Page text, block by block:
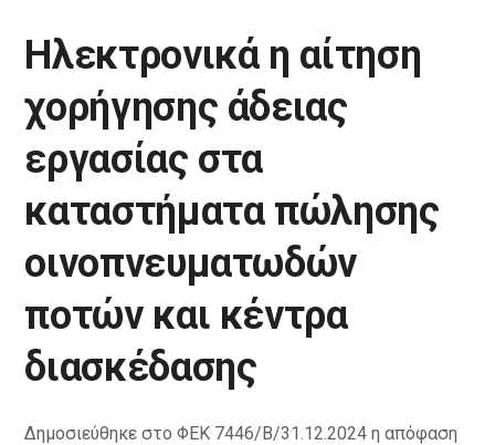
Ηλεκτρονικά η αίτηση
χορήγησης άδειας
εργασίας στα
καταστήματα πώλησης
οινοπνευματωδών
ποτών και κέντρα
διασκέδασης
Δημοσιεύθηκε στο ΦΕΚ 7446/Β/31.12.2024 η απόφαση